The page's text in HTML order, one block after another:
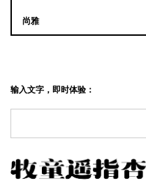
尚雅
输入文字，即时体验：